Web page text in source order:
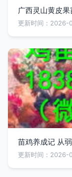
广西灵山黄皮
更新时间：2026-
苗鸡养成记 从
更新时间：